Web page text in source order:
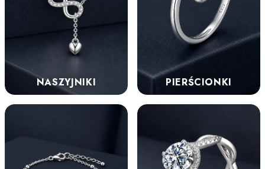
NASZYJNIKI PIERŚCIONKI